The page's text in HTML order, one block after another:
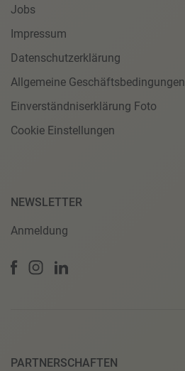
Jobs
Impressum
Datenschutzerklärung
Allgemeine Geschäftsbedingungen
Einverständniserklärung Foto
Cookie Einstellungen
NEWSLETTER
Anmeldung
PARTNERSCHAFTEN